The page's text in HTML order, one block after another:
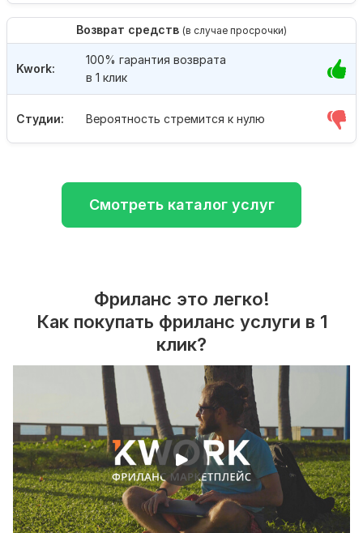
Возврат средств (в случае просрочки)
Студии: Вероятность стремится к нулю
Kwork:
100% гарантия возврата
в 1 клик
Смотреть каталог услуг
Фриланс это легко!
Как покупать фриланс услуги в 1
клик?